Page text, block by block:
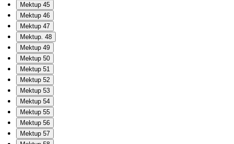
Mektup 45
Mektup 46
Mektup 47
Mektup. 48
Mektup 49
Mektup 50
Mektup 51
Mektup 52
Mektup 53
Mektup 54
Mektup 55
Mektup 56
Mektup 57